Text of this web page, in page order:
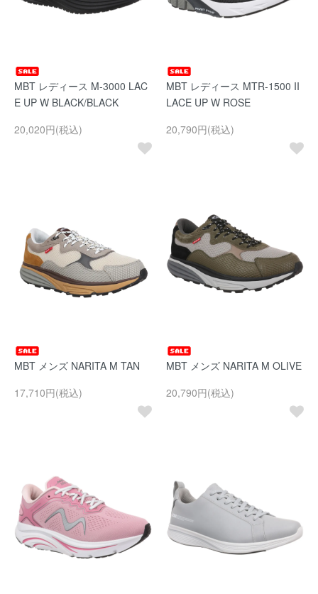
MBT レディース M-3000 LAC
E UP W BLACK/BLACK
20,020円(税込)
MBT レディース MTR-1500 II
LACE UP W ROSE
20,790円(税込)
MBT メンズ NARITA M TAN
17,710円(税込)
MBT メンズ NARITA M OLIVE
20,790円(税込)